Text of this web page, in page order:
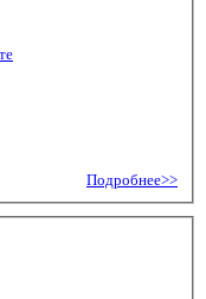
Подробнее>>